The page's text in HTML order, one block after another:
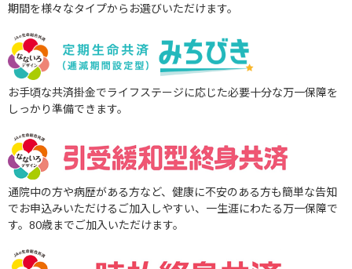
期間を様々なタイプからお選びいただけます。
お手頃な共済掛金でライフステージに応じた必要十分な万一保障を
しっかり準備できます。
通院中の方や病歴がある方など、健康に不安のある方も簡単な告知
でお申込みいただけるご加入しやすい、一生涯にわたる万一保障で
す。 80歳までご加入いただけます。